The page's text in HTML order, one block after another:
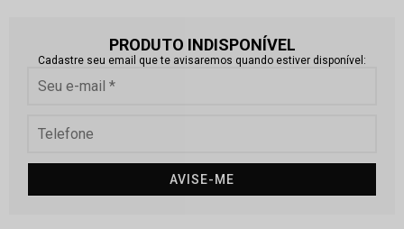
PRODUTO INDISPONÍVEL
Cadastre seu email que te avisaremos quando estiver disponível:
AVISE-ME